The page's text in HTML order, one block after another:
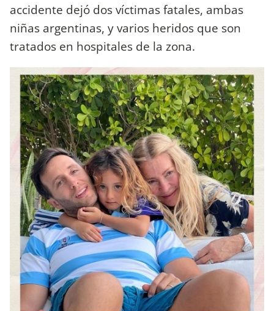
accidente dejó dos víctimas fatales, ambas
niñas argentinas, y varios heridos que son
tratados en hospitales de la zona.